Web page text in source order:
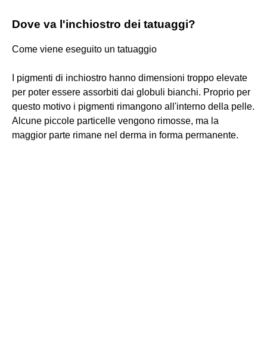
Dove va l'inchiostro dei tatuaggi?
Come viene eseguito un tatuaggio
I pigmenti di inchiostro hanno dimensioni troppo elevate
per poter essere assorbiti dai globuli bianchi. Proprio per
questo motivo i pigmenti rimangono all'interno della pelle.
Alcune piccole particelle vengono rimosse, ma la
maggior parte rimane nel derma in forma permanente.